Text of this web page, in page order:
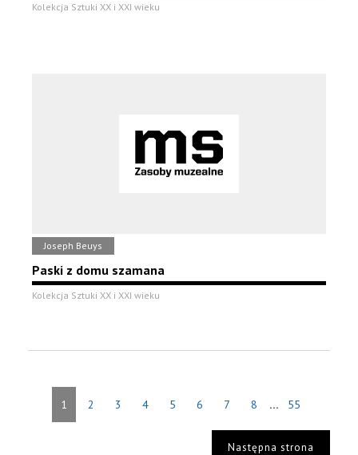
Kolekcja Sztuki XX i XXI wieku
Joseph Beuys
Paski z domu szamana
Kolekcja Sztuki XX i XXI wieku
1 2 3 4 5 6 7 8 ... 55
Następna strona